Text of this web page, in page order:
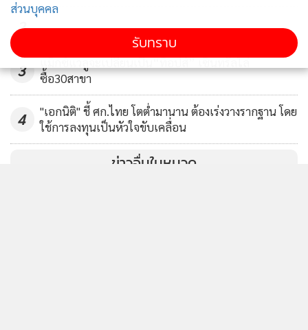
2
3
แม็กซ์แวลูจะเปลี่ยนเป็น“ท็อปส์” เซ็นทรัลไล่
ซื้อ30สาขา
4
"เอกนิติ" ชี้ ศก.ไทย โตต่ำมานาน ต้องเร่งวางรากฐาน โดย
ใช้การลงทุนเป็นหัวใจขับเคลื่อน
ข่าวอื่นในหมวด
ส่วนบุคคล
รับทราบ